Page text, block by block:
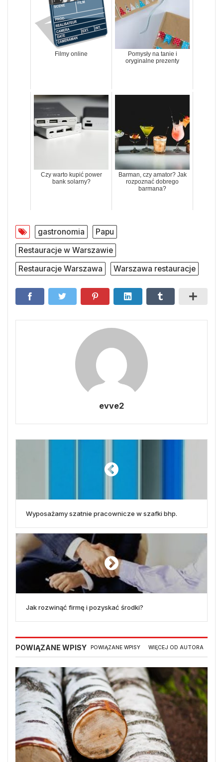
Filmy online
Pomysły na tanie i
oryginalne prezenty
Czy warto kupić power
bank solarny?
Barman, czy amator? Jak
rozpoznać dobrego
barmana?
gastronomia
Papu
Restauracje w Warszawie
Restauracje Warszawa
Warszawa restauracje
evve2
Wyposażamy szatnie pracownicze w szafki bhp.
Jak rozwinąć firmę i pozyskać środki?
POWIĄZANE WPISY POWIĄZANE WPISY WIĘCEJ OD AUTORA